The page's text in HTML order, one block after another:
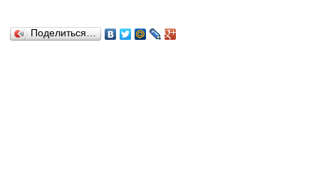
Поделиться…